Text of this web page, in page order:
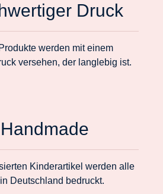
Druck
werden mit einem
versehen, der langlebig ist.
Kinderartikel werden alle
Deutschland bedruckt.